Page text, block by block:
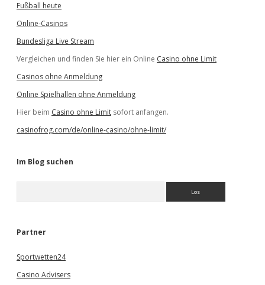
Fußball heute
Online-Casinos
Bundesliga Live Stream
Vergleichen und finden Sie hier ein Online Casino ohne Limit
Casinos ohne Anmeldung
Online Spielhallen ohne Anmeldung
Hier beim Casino ohne Limit sofort anfangen.
casinofrog.com/de/online-casino/ohne-limit/
Im Blog suchen
e
Partner
Sportwetten24
Casino Advisers